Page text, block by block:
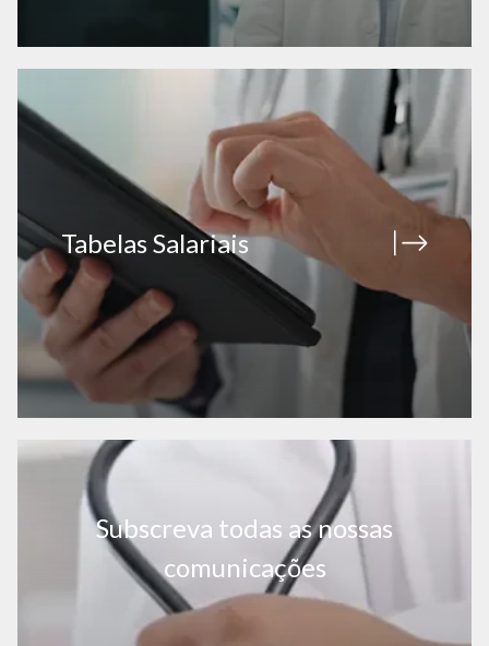
Tabelas Salariais
Subscreva todas as nossas
comunicações